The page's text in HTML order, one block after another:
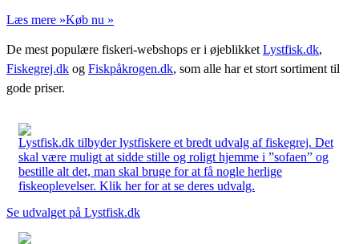
Læs mere »Køb nu »
De mest populære fiskeri-webshops er i øjeblikket Lystfisk.dk,
Fiskegrej.dk og Fiskpåkrogen.dk, som alle har et stort sortiment til
gode priser.
Lystfisk.dk tilbyder lystfiskere et bredt udvalg af fiskegrej. Det
skal være muligt at sidde stille og roligt hjemme i ”sofaen” og
bestille alt det, man skal bruge for at få nogle herlige
fiskeoplevelser. Klik her for at se deres udvalg.
Se udvalget på Lystfisk.dk